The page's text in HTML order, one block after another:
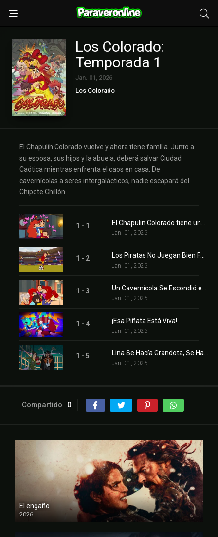
Los Colorado:
Temporada 1
Jan. 01, 2026
Los Colorado
El Chapulín Colorado vuelve y ahora tiene familia. Junto a
su esposa, sus hijos y la abuela, deberá salvar Ciudad
Caótica mientras enfrenta el caos en casa. De
cavernícolas a seres intergalácticos, nadie escapará del
Chipote Chillón.
1 - 1
Jan. 01, 2026
1 - 2
Jan. 01, 2026
1 - 3
Jan. 01, 2026
1 - 4 ¡Esa Piñata Está Viva!
Jan. 01, 2026
1 - 5 Lina Se Hacía Grandota, Se Hacía Chiquita
Jan. 01, 2026
Compartido 0
El engaño
2026
FULL HD